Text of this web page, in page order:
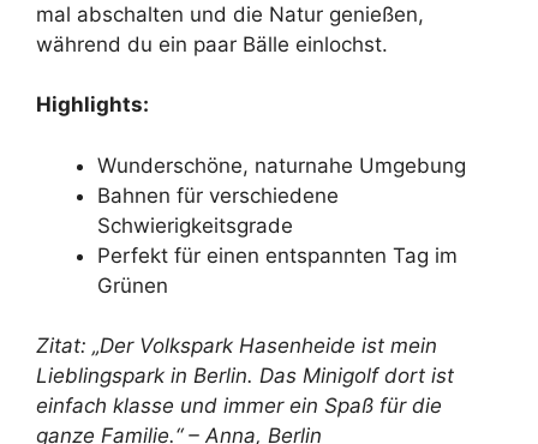
mal abschalten und die Natur genießen,
während du ein paar Bälle einlochst.
Highlights:
Wunderschöne, naturnahe Umgebung
Bahnen für verschiedene
Schwierigkeitsgrade
Perfekt für einen entspannten Tag im
Grünen
Zitat: „Der Volkspark Hasenheide ist mein
Lieblingspark in Berlin. Das Minigolf dort ist
einfach klasse und immer ein Spaß für die
ganze Familie.“ – Anna, Berlin